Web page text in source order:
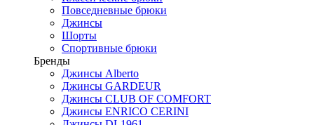
Повседневные брюки
Джинсы
Шорты
Спортивные брюки
Бренды
Джинсы Alberto
Джинсы GARDEUR
Джинсы CLUB OF COMFORT
Джинсы ENRICO CERINI